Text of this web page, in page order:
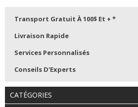
Transport Gratuit À 100$ Et + *
Livraison Rapide
Services Personnalisés
Conseils D'Experts
CATÉGORIES